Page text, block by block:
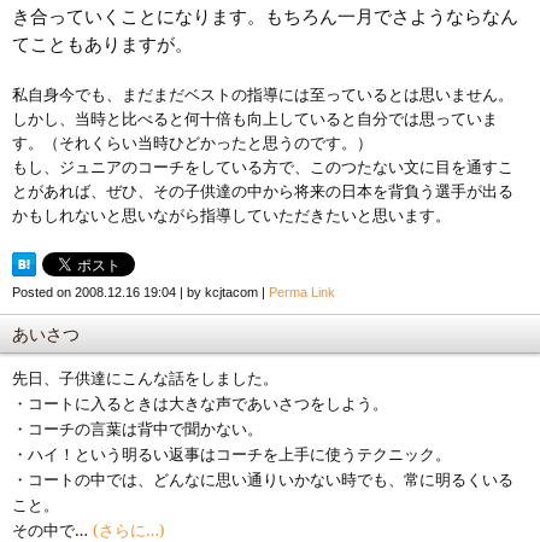
き合っていくことになります。もちろん一月でさようならなん
てこともありますが。
私自身今でも、まだまだベストの指導には至っているとは思いません。
しかし、当時と比べると何十倍も向上していると自分では思っていま
す。（それくらい当時ひどかったと思うのです。）
もし、ジュニアのコーチをしている方で、このつたない文に目を通すこ
とがあれば、ぜひ、その子供達の中から将来の日本を背負う選手が出る
かもしれないと思いながら指導していただきたいと思います。
Posted on 2008.12.16 19:04 | by kcjtacom | Perma Link
あいさつ
先日、子供達にこんな話をしました。
・コートに入るときは大きな声であいさつをしよう。
・コーチの言葉は背中で聞かない。
・ハイ！という明るい返事はコーチを上手に使うテクニック。
・コートの中では、どんなに思い通りいかない時でも、常に明るくいる
こと。
その中で… (さらに…)